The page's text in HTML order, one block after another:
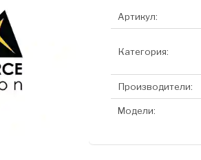
Артикул:
Категория:
Производители:
Модели: